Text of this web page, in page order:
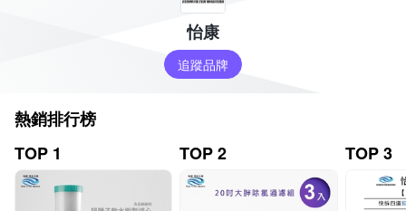
怡康
追蹤品牌
熱銷排行榜
TOP 1
TOP 2 TOP 3